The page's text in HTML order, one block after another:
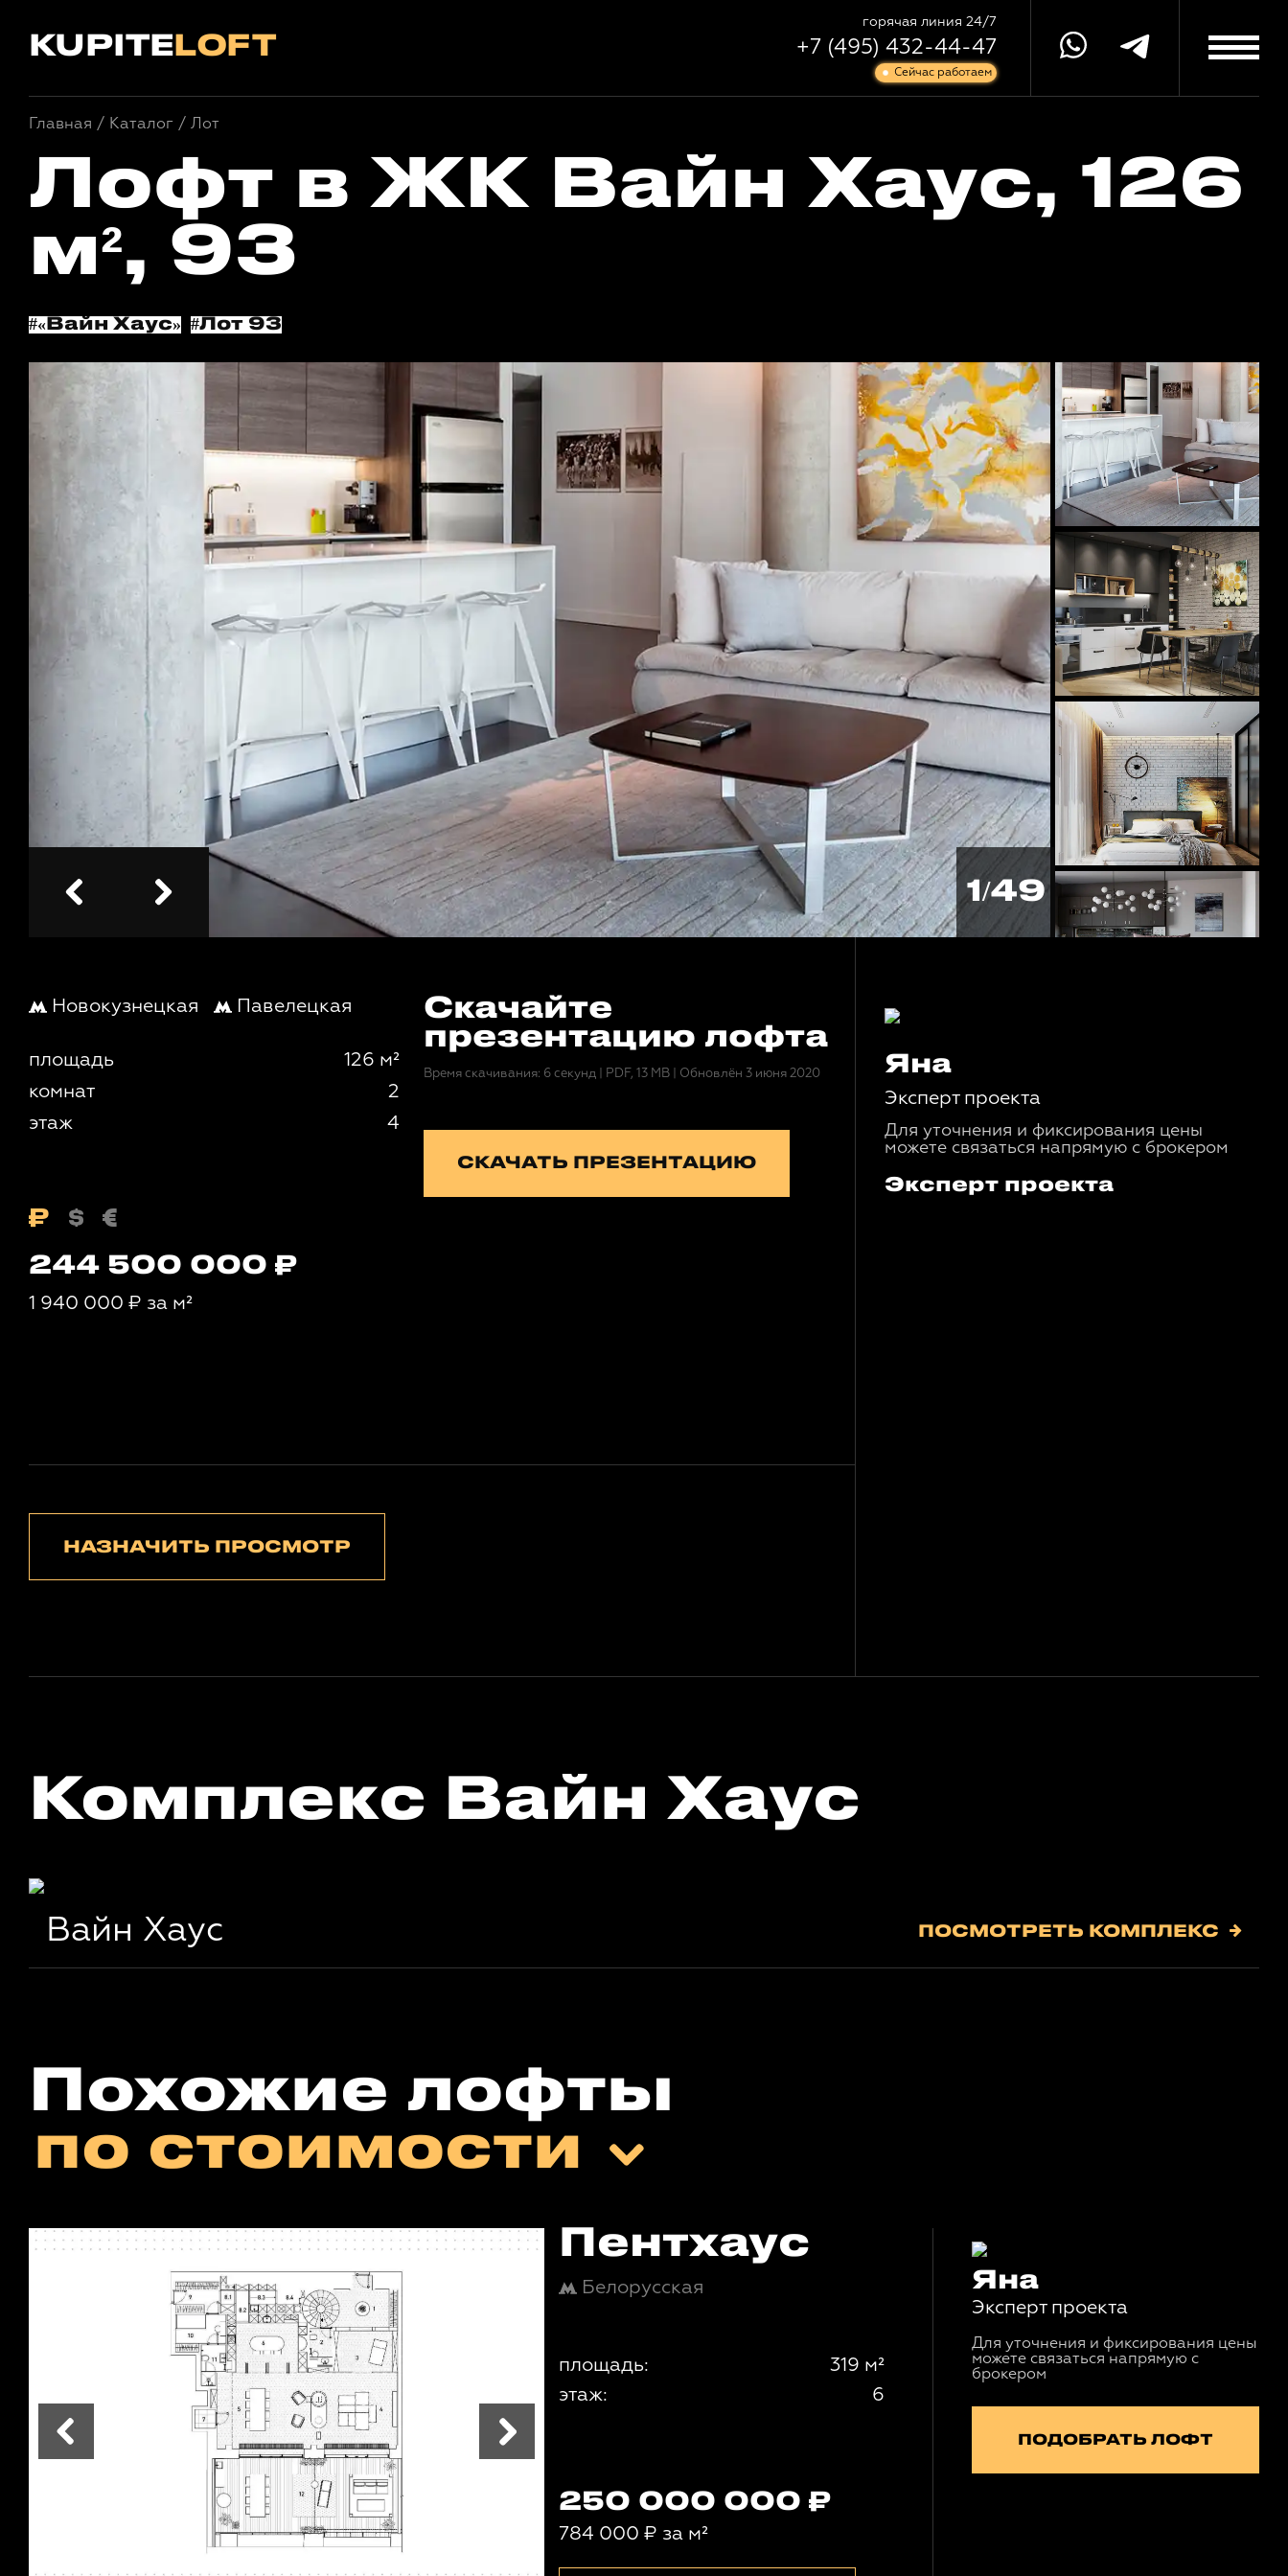
KUPITE LOFT
горячая линия 24/7
+7 (495) 432-44-47
Сейчас работаем
Главная / Каталог / Лот
Лофт в ЖК Вайн Хаус, 126
м², 93
#«Вайн Хаус» #Лот 93
1/49
Новокузнецкая Павелецкая
площадь
126 м²
комнат
2
этаж
4
244 500 000
1 940 000 ₽ за м²
Скачайте
презентацию лофта
Время скачивания: 6 секунд PDF, 13 MB Обновлён 3 июня 2020
СКАЧАТЬ ПРЕЗЕНТАЦИЮ
Яна
Эксперт проекта
Для уточнения и фиксирования цены
можете связаться напрямую с брокером
Эксперт проекта
НАЗНАЧИТЬ ПРОСМОТР
Комплекс Вайн Хаус
Вайн Хаус ПОСМОТРЕТЬ КОМПЛЕКС
Похожие лофты
по стоимости
Пентхаус
Белорусская
площадь:
319 м²
этаж:
6
250 000 000
784 000 ₽ за м²
Яна
Эксперт проекта
Для уточнения и фиксирования цены
можете связаться напрямую с
брокером
ПОДОБРАТЬ ЛОФТ